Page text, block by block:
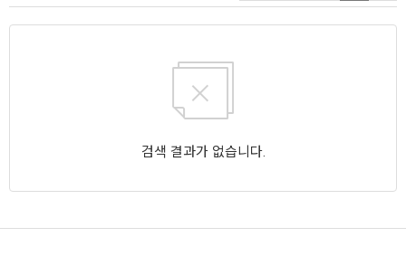
검색 결과가 없습니다.